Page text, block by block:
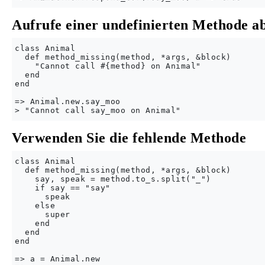
Aufrufe einer undefinierten Methode
class Animal
  def method_missing(method, *args, &block)
    "Cannot call #{method} on Animal"
  end
end
=> Animal.new.say_moo
Verwenden Sie die fehlende Methode
class Animal
  def method_missing(method, *args, &block)
    say, speak = method.to_s.split("_")
    if say == "say"
      speak
    else
      super
    end
  end
end
=> a = Animal.new